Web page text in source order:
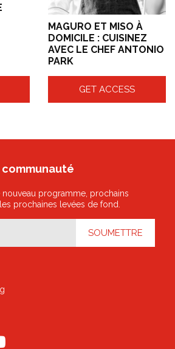
MAGURO ET MISO À
DOMICILE : CUISINEZ
AVEC LE CHEF ANTONIO
PARK
GET ACCESS
programme, prochains
prochaines levées de fond.